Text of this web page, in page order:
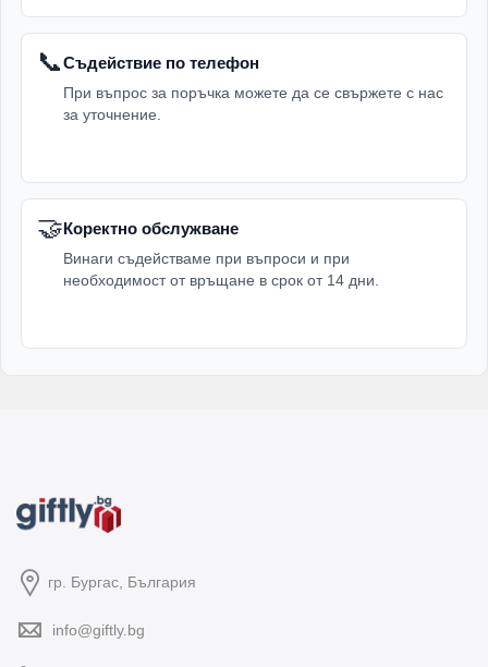
📞Съдействие по телефон
При въпрос за поръчка можете да се свържете с нас
за уточнение.
🤝Коректно обслужване
Винаги съдействаме при въпроси и при
необходимост от връщане в срок от 14 дни.
гр. Бургас, България
info@giftly.bg